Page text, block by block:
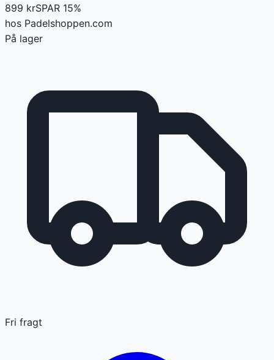
899 krSPAR 15%
hos Padelshoppen.com
På lager
Fri fragt